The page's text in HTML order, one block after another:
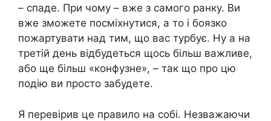
– спаде. При чому – вже з самого ранку. Ви
вже зможете посміхнутися, а то і боязко
пожартувати над тим, що вас турбує. Ну а на
третій день відбудеться щось більш важливе,
або ще більш «конфузне», – так що про цю
подію ви просто забудете.
Я перевірив це правило на собі. Незважаючи